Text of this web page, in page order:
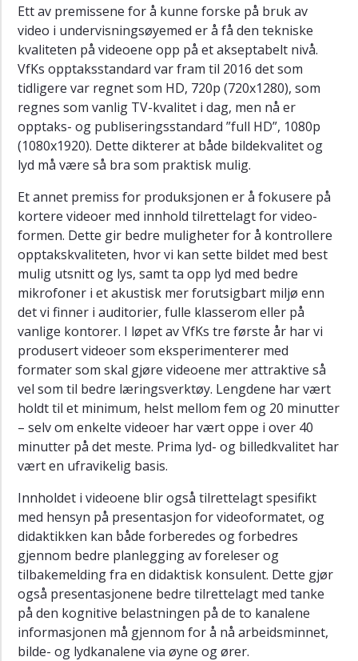
Ett av premissene for å kunne forske på bruk av
video i undervisningsøyemed er å få den tekniske
kvaliteten på videoene opp på et akseptabelt nivå.
VfKs opptaksstandard var fram til 2016 det som
tidligere var regnet som HD, 720p (720x1280), som
regnes som vanlig TV-kvalitet i dag, men nå er
opptaks- og publiseringsstandard ”full HD”, 1080p
(1080x1920). Dette dikterer at både bildekvalitet og
lyd må være så bra som praktisk mulig.
Et annet premiss for produksjonen er å fokusere på
kortere videoer med innhold tilrettelagt for video-
formen. Dette gir bedre muligheter for å kontrollere
opptakskvaliteten, hvor vi kan sette bildet med best
mulig utsnitt og lys, samt ta opp lyd med bedre
mikrofoner i et akustisk mer forutsigbart miljø enn
det vi finner i auditorier, fulle klasserom eller på
vanlige kontorer. I løpet av VfKs tre første år har vi
produsert videoer som eksperimenterer med
formater som skal gjøre videoene mer attraktive så
vel som til bedre læringsverktøy. Lengdene har vært
holdt til et minimum, helst mellom fem og 20 minutter
– selv om enkelte videoer har vært oppe i over 40
minutter på det meste. Prima lyd- og billedkvalitet har
vært en ufravikelig basis.
Innholdet i videoene blir også tilrettelagt spesifikt
med hensyn på presentasjon for videoformatet, og
didaktikken kan både forberedes og forbedres
gjennom bedre planlegging av foreleser og
tilbakemelding fra en didaktisk konsulent. Dette gjør
også presentasjonene bedre tilrettelagt med tanke
på den kognitive belastningen på de to kanalene
informasjonen må gjennom for å nå arbeidsminnet,
bilde- og lydkanalene via øyne og ører.